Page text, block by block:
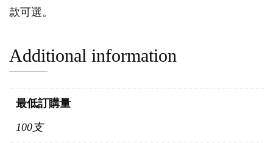
款可選。
Additional information
最低訂購量
100支